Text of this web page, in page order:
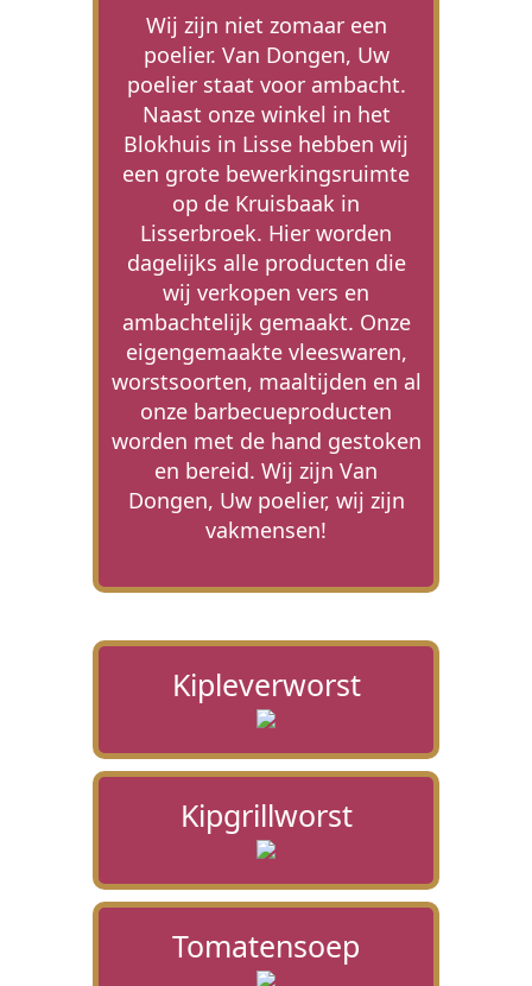
Wij zijn niet zomaar een
poelier. Van Dongen, Uw
poelier staat voor ambacht.
Naast onze winkel in het
Blokhuis in Lisse hebben wij
een grote bewerkingsruimte
op de Kruisbaak in
Lisserbroek. Hier worden
dagelijks alle producten die
wij verkopen vers en
ambachtelijk gemaakt. Onze
eigengemaakte vleeswaren,
worstsoorten, maaltijden en al
onze barbecueproducten
worden met de hand gestoken
en bereid. Wij zijn Van
Dongen, Uw poelier, wij zijn
vakmensen!
Kipleverworst
Kipgrillworst
Tomatensoep